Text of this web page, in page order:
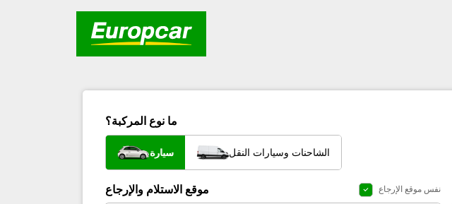
ما نوع المركبة؟
سيارة الشاحنات وسيارات النقل
موقع الاستلام والإرجاع نفس موقع الإرجاع